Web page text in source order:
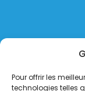
Pour offrir les
technologies telles